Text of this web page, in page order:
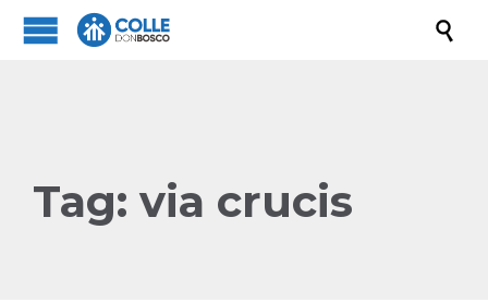

Tag: via crucis